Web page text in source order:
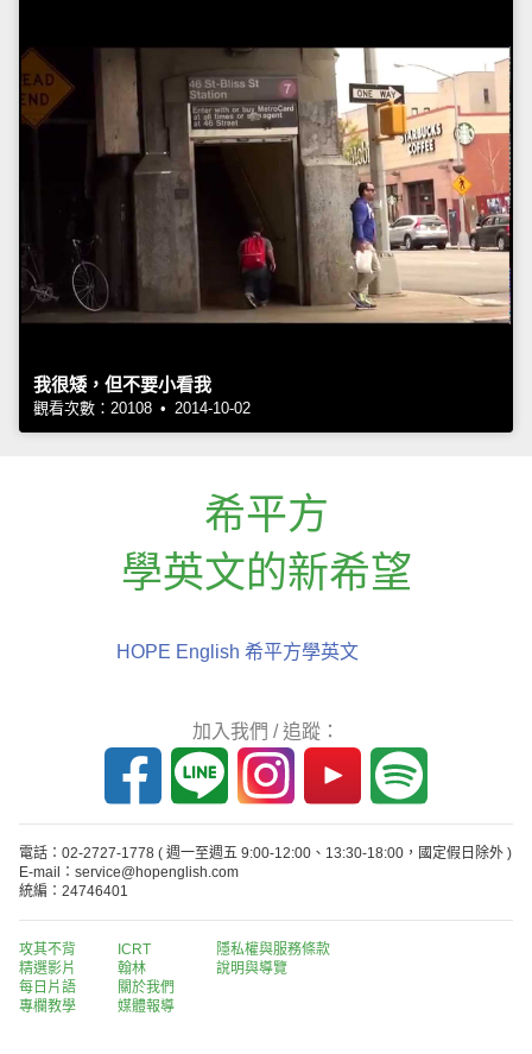
我很矮，但不要小看我
觀看次數：20108 • 2014-10-02
希平方
學英文的新希望
HOPE English 希平方學英文
加入我們 / 追蹤：
電話：02-2727-1778 ( 週一至週五 9:00-12:00、13:30-18:00，國定假日除外 )
E-mail：service@hopenglish.com
統編：24746401
攻其不背
精選影片
每日片語
專欄教學
ICRT
翰林
關於我們
媒體報導
隱私權與服務條款
說明與導覽